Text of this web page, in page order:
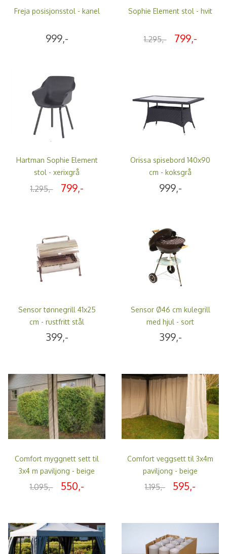
Freja posisjonsstol - kanel
999,-
Sophie Element stol - hvit
1.295,- 799,-
Hartman Sophie Element
stol - xerixgrå
1.295,- 799,-
Orissa spisebord 140x90
cm - koksgrå
999,-
Sensor tønnegrill 41x25
cm - rustfritt stål
399,-
Sensor Ø46 cm kulegrill
med hjul - sort
399,-
Comfort myggnett sett til
3x4 m paviljong - beige
1.095,- 550,-
Comfort veggsett til 3x4m
paviljong - beige
1.195,- 595,-